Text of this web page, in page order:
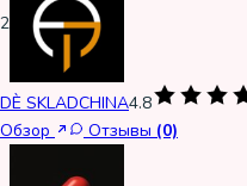
2
DÈ SKLADCHINA4.8
Обзор
Отзывы (0)